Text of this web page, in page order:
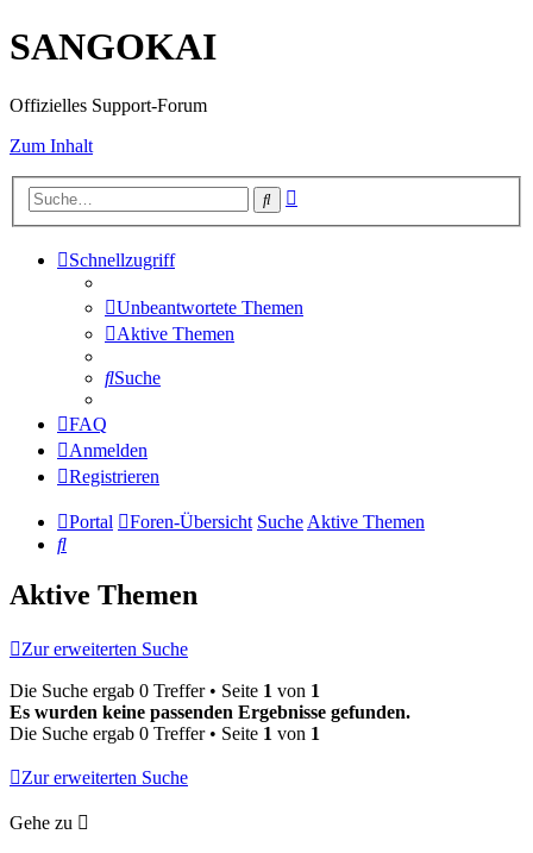
SANGOKAI
Offizielles Support-Forum
Zum Inhalt
Suche
Schnellzugriff
Unbeantwortete Themen
Aktive Themen
Suche
FAQ
Anmelden
Registrieren
Portal Foren-Übersicht SucheAktive Themen
Suche
Aktive Themen
Zur erweiterten Suche
Die Suche ergab 0 Treffer • Seite 1 von 1
Es wurden keine passenden Ergebnisse gefunden.
Die Suche ergab 0 Treffer • Seite 1 von 1
Zur erweiterten Suche
Gehe zu